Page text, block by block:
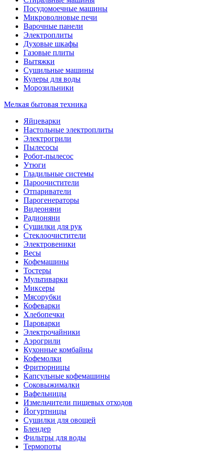
Посудомоечные машины
Микроволновые печи
Варочные панели
Электроплиты
Духовые шкафы
Газовые плиты
Вытяжки
Сушильные машины
Кулеры для воды
Морозильники
Мелкая бытовая техника
Яйцеварки
Настольные электроплиты
Электрогрили
Пылесосы
Робот-пылесос
Утюги
Гладильные системы
Пароочистители
Отпариватели
Парогенераторы
Видеоняни
Радионяни
Сушилки для рук
Стеклоочистители
Электровеники
Весы
Кофемашины
Тостеры
Мультиварки
Миксеры
Мясорубки
Кофеварки
Хлебопечки
Пароварки
Электрочайники
Аэрогрили
Кухонные комбайны
Кофемолки
Фритюрницы
Капсульные кофемашины
Соковыжималки
Вафельницы
Измельчители пищевых отходов
Йогуртницы
Сушилки для овощей
Блендер
Фильтры для воды
Термопоты